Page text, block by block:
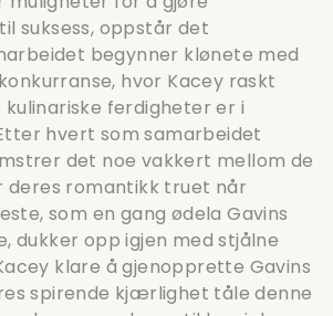
suksess, oppstår det
begynner klønete med
hvor Kacey raskt
kulinariske ferdigheter er i
hvert som samarbeidet
det noe vakkert mellom de
deres romantikk truet når
som en gang ødela Gavins
dukker opp igjen med stjålne
klare å gjenopprette Gavins
spirende kjærlighet tåle denne